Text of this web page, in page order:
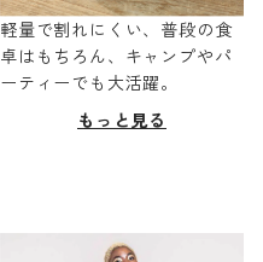
軽量で割れにくい、普段の食
卓はもちろん、キャンプやパ
ーティーでも大活躍。
もっと見る